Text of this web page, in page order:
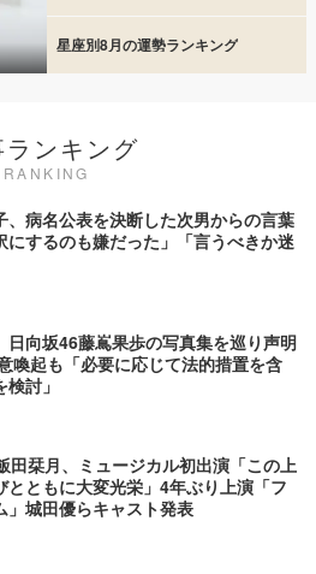
星座別8月の運勢ランキング
ンキング
RANKING
、病名公表を決断した次男からの言葉
にするのも嫌だった」「言うべきか迷
日向坂46藤嶌果歩の写真集を巡り声明
喚起も「必要に応じて法的措置を含
討」
田栞月、ミュージカル初出演「この上
とともに大変光栄」4年ぶり上演「フ
」城田優らキャスト発表